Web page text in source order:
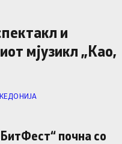
и
мјузикл „Као,
почна со